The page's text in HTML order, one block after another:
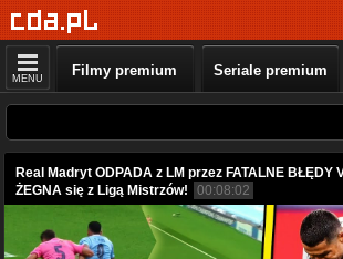
MENU Filmy premium Seriale premium
Real Madryt ODPADA z LM przez FATALNE BŁĘDY
ŻEGNA się z Ligą Mistrzów!
00:08:02